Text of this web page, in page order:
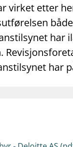
virket etter
har
har